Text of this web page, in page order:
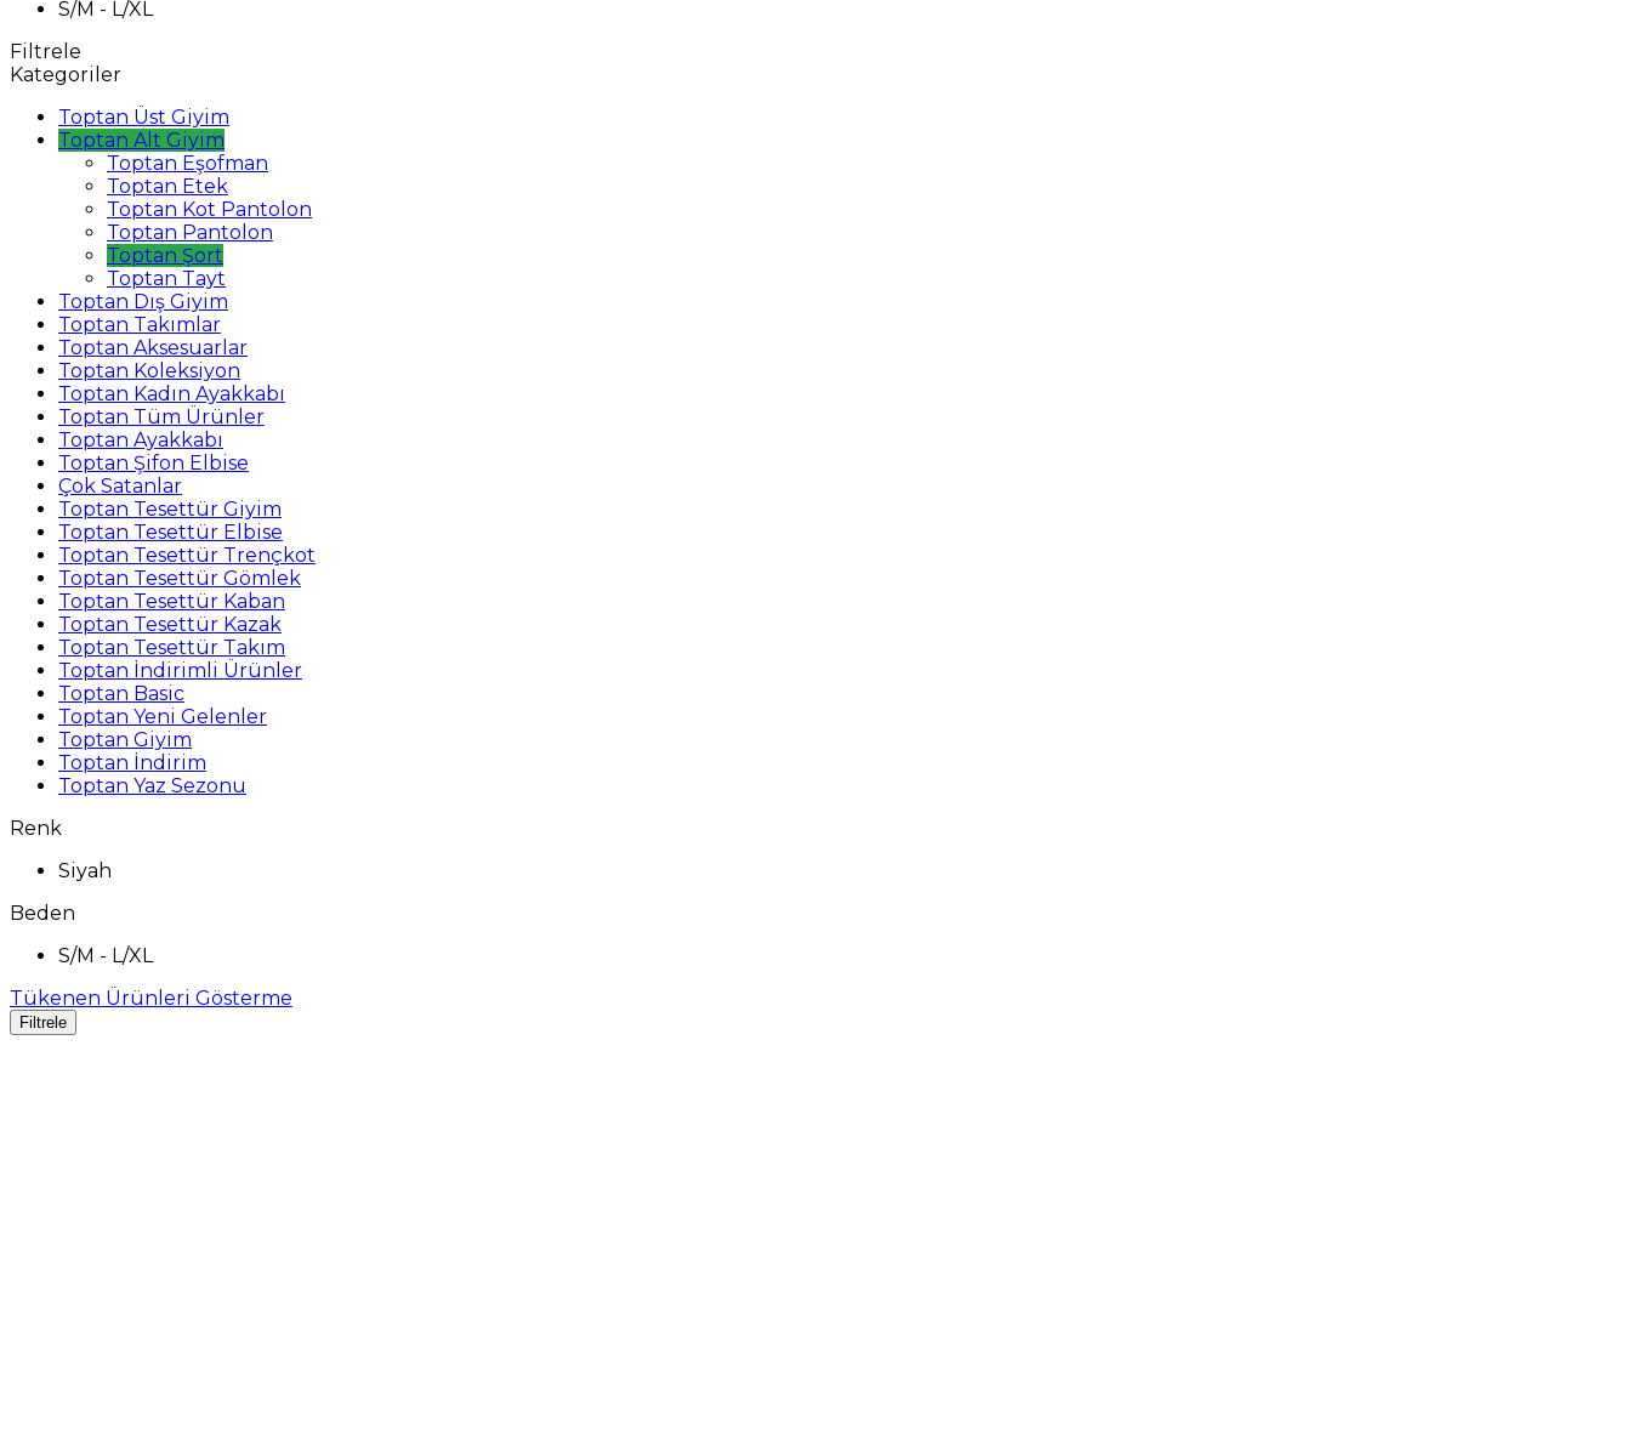
S/M - L/XL
Filtrele
Kategoriler
Toptan Üst Giyim
Toptan Alt Giyim
Toptan Eşofman
Toptan Etek
Toptan Kot Pantolon
Toptan Pantolon
Toptan Şort
Toptan Tayt
Toptan Dış Giyim
Toptan Takımlar
Toptan Aksesuarlar
Toptan Koleksiyon
Toptan Kadın Ayakkabı
Toptan Tüm Ürünler
Toptan Ayakkabı
Toptan Şifon Elbise
Çok Satanlar
Toptan Tesettür Giyim
Toptan Tesettür Elbise
Toptan Tesettür Trençkot
Toptan Tesettür Gömlek
Toptan Tesettür Kaban
Toptan Tesettür Kazak
Toptan Tesettür Takım
Toptan İndirimli Ürünler
Toptan Basic
Toptan Yeni Gelenler
Toptan Giyim
Toptan İndirim
Toptan Yaz Sezonu
Renk
Siyah
Beden
S/M - L/XL
Tükenen Ürünleri Gösterme
Filtrele